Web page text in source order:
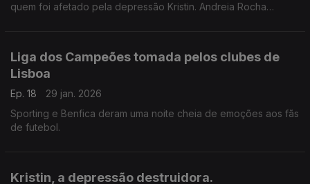
quem foi afetado pela depressão Kristin. Andreia Rocha
Liga dos Campeões tomada pelos clubes de
Lisboa
Ep. 18
29 jan. 2026
Sporting e Benfica deram uma noite cheia de emoções aos fãs
de futebol.
Kristin, a depressão destruidora.